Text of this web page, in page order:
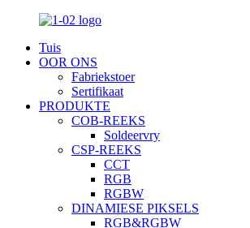
Tuis
OOR ONS
Fabriekstoer
Sertifikaat
PRODUKTE
COB-REEKS
Soldeervry
CSP-REEKS
CCT
RGB
RGBW
DINAMIESE PIKSELS
RGB&RGBW